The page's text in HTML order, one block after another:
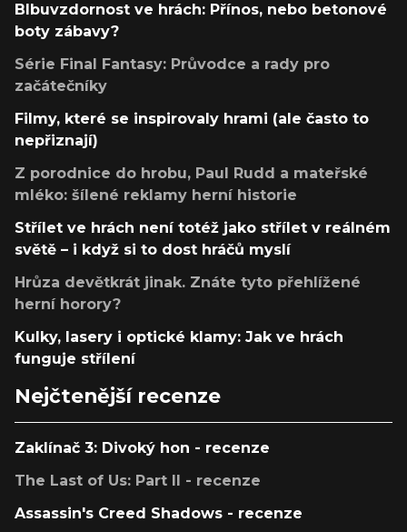
Blbuvzdornost ve hrách: Přínos, nebo betonové
boty zábavy?
Série Final Fantasy: Průvodce a rady pro
začátečníky
Filmy, které se inspirovaly hrami (ale často to
nepřiznají)
Z porodnice do hrobu, Paul Rudd a mateřské
mléko: šílené reklamy herní historie
Střílet ve hrách není totéž jako střílet v reálném
světě – i když si to dost hráčů myslí
Hrůza devětkrát jinak. Znáte tyto přehlížené
herní horory?
Kulky, lasery i optické klamy: Jak ve hrách
funguje střílení
Nejčtenější recenze
Zaklínač 3: Divoký hon - recenze
The Last of Us: Part II - recenze
Assassin's Creed Shadows - recenze